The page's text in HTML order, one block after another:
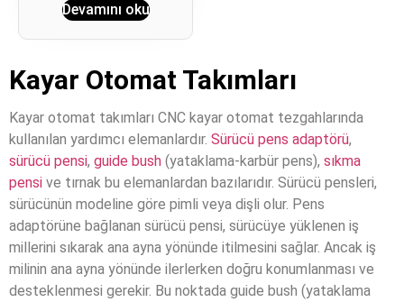
Devamını oku
Kayar Otomat Takımları
Kayar otomat takımları CNC kayar otomat tezgahlarında
kullanılan yardımcı elemanlardır. Sürücü pens adaptörü,
sürücü pensi, guide bush (yataklama-karbür pens), sıkma
pensi ve tırnak bu elemanlardan bazılarıdır. Sürücü pensleri,
sürücünün modeline göre pimli veya dişli olur. Pens
adaptörüne bağlanan sürücü pensi, sürücüye yüklenen iş
millerini sıkarak ana ayna yönünde itilmesini sağlar. Ancak iş
milinin ana ayna yönünde ilerlerken doğru konumlanması ve
desteklenmesi gerekir. Bu noktada guide bush (yataklama